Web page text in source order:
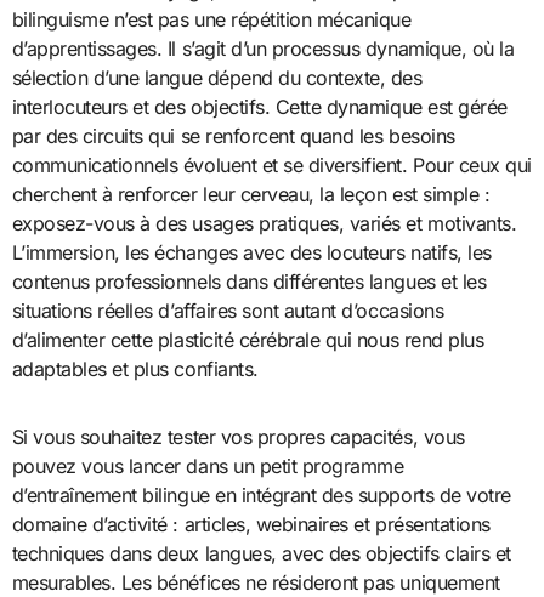
bilinguisme n’est pas une répétition mécanique
d’apprentissages. Il s’agit d’un processus dynamique, où la
sélection d’une langue dépend du contexte, des
interlocuteurs et des objectifs. Cette dynamique est gérée
par des circuits qui se renforcent quand les besoins
communicationnels évoluent et se diversifient. Pour ceux qui
cherchent à renforcer leur cerveau, la leçon est simple :
exposez-vous à des usages pratiques, variés et motivants.
L’immersion, les échanges avec des locuteurs natifs, les
contenus professionnels dans différentes langues et les
situations réelles d’affaires sont autant d’occasions
d’alimenter cette plasticité cérébrale qui nous rend plus
adaptables et plus confiants.
Si vous souhaitez tester vos propres capacités, vous
pouvez vous lancer dans un petit programme
d’entraînement bilingue en intégrant des supports de votre
domaine d’activité : articles, webinaires et présentations
techniques dans deux langues, avec des objectifs clairs et
mesurables. Les bénéfices ne résideront pas uniquement